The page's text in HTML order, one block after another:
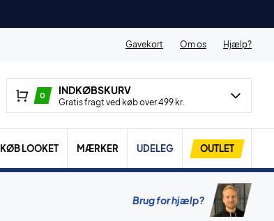
Gavekort Om os Hjælp?
0 INDKØBSKURV
Gratis fragt ved køb over 499 kr.
KØB LOOKET MÆRKER UDELEG OUTLET
Brug for hjælp?